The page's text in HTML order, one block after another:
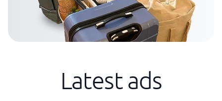
Latest ads